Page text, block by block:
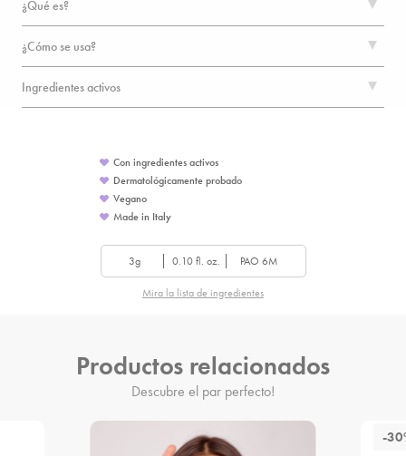
¿Qué es?
¿Cómo se usa?
Ingredientes activos
Con ingredientes activos
Dermatológicamente probado
Vegano
Made in Italy
3g 0.10 fl. oz. PAO 6M
Mira la lista de ingredientes
Productos relacionados
Descubre el par perfecto!
-